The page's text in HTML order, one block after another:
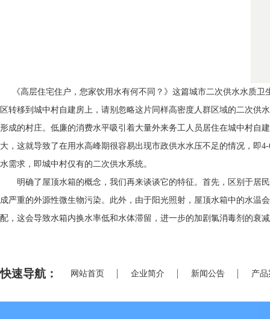
《高层住宅住户，您家饮用水有何不同？》这篇城市二次供水水质卫
区转移到城中村自建房上，请别忽略这片同样高密度人群区域的二次
形成的村庄。低廉的消费水平吸引着大量外来务工人员居住在城中村自
大，这就导致了在用水高峰期很容易出现市政供水水压不足的情况，即
水需求，即城中村仅有的二次供水系统。
明确了屋顶水箱的概念，我们再来谈谈它的特征。首先，区别于居民
成严重的外源性微生物污染。此外，由于阳光照射，屋顶水箱中的水温
配，这会导致水箱内换水率低和水体滞留，进一步的加剧氯消毒剂的衰
快速导航： 网站首页 企业简介 新闻公告 产品